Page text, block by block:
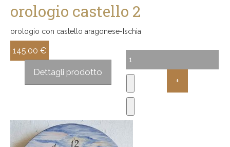
orologio castello 2
orologio con castello aragonese-Ischia
145,00 €
Dettagli prodotto